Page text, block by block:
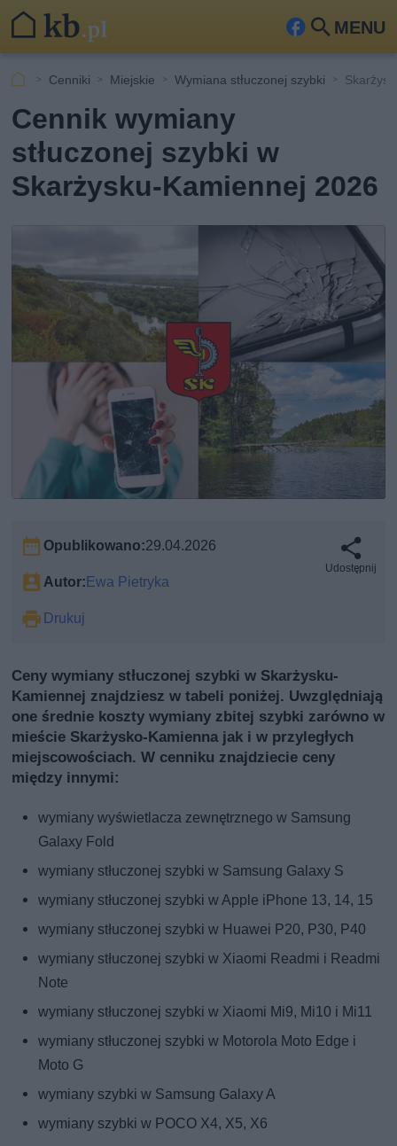
MENU
Fa
ook
Szu
kaj
Cenniki Miejskie Wymiana stłuczonej szybki
Cennik wymiany
stłuczonej szybki w
Skarżysku-Kamiennej 2026
Opublikowano:29.04.2026
Autor: Ewa Pietryka
Drukuj
Udostępnij
Ceny wymiany stłuczonej szybki w Skarżysku-
Kamiennej znajdziesz w tabeli poniżej. Uwzględniają
one średnie koszty wymiany zbitej szybki zarówno w
mieście Skarżysko-Kamienna jak i w przyległych
miejscowościach. W cenniku znajdziecie ceny
między innymi:
wymiany wyświetlacza zewnętrznego w Samsung
Galaxy Fold
wymiany stłuczonej szybki w Samsung Galaxy S
wymiany stłuczonej szybki w Apple iPhone 13, 14, 15
wymiany stłuczonej szybki w Huawei P20, P30, P40
wymiany stłuczonej szybki w Xiaomi Readmi i Readmi
Note
wymiany stłuczonej szybki w Xiaomi Mi9, Mi10 i Mi11
wymiany stłuczonej szybki w Motorola Moto Edge i
Moto G
wymiany szybki w Samsung Galaxy A
wymiany szybki w POCO X4, X5, X6